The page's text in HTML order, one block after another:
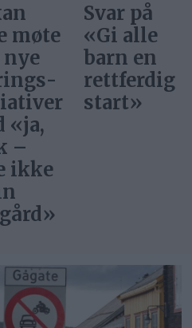
møte
nye
«ja,
–
ikke
Svar på
«Gi alle
barn en
rettferdig
start»